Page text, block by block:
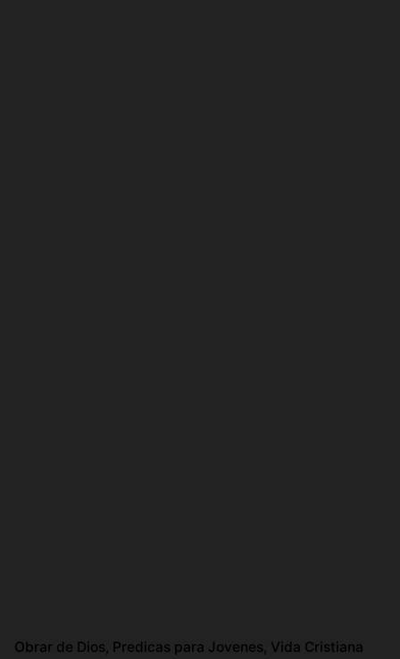
Obrar de Dios Predicas para Jovenes Vida Cristiana